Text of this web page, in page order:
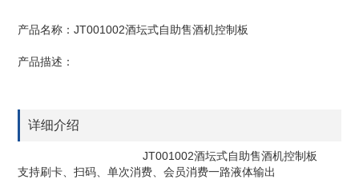
产品名称：JT001002酒坛式自助售酒机控制板
产品描述：
详细介绍
JT001002酒坛式自助售酒机控制板
支持刷卡、扫码、单次消费、会员消费一路液体输出